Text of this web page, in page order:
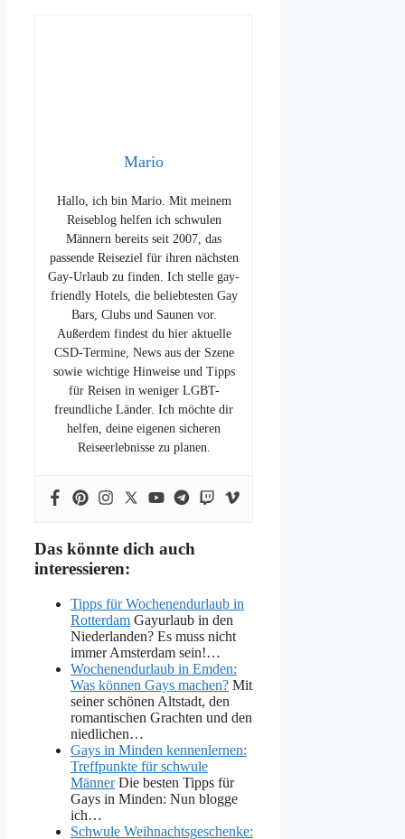
Mario
Hallo, ich bin Mario. Mit meinem
Reiseblog helfen ich schwulen
Männern bereits seit 2007, das
passende Reiseziel für ihren nächsten
Gay-Urlaub zu finden. Ich stelle gay-
friendly Hotels, die beliebtesten Gay
Bars, Clubs und Saunen vor.
Außerdem findest du hier aktuelle
CSD-Termine, News aus der Szene
sowie wichtige Hinweise und Tipps
für Reisen in weniger LGBT-
freundliche Länder. Ich möchte dir
helfen, deine eigenen sicheren
Reiseerlebnisse zu planen.
Das könnte dich auch
interessieren:
Tipps für Wochenendurlaub in
Rotterdam Gayurlaub in den
Niederlanden? Es muss nicht
immer Amsterdam sein!…
Wochenendurlaub in Emden:
Was können Gays machen? Mit
seiner schönen Altstadt, den
romantischen Grachten und den
niedlichen…
Gays in Minden kennenlernen:
Treffpunkte für schwule
MännerDie besten Tipps für
Gays in Minden: Nun blogge
ich…
Schwule Weihnachtsgeschenke: